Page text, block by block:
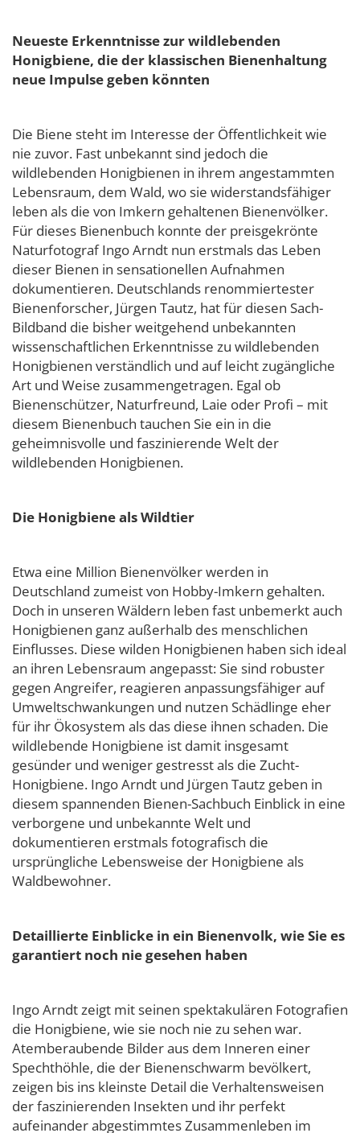
Neueste Erkenntnisse zur wildlebenden
Honigbiene, die der klassischen Bienenhaltung
neue Impulse geben könnten
Die Biene steht im Interesse der Öffentlichkeit wie
nie zuvor. Fast unbekannt sind jedoch die
wildlebenden Honigbienen in ihrem angestammten
Lebensraum, dem Wald, wo sie widerstandsfähiger
leben als die von Imkern gehaltenen Bienenvölker.
Für dieses Bienenbuch konnte der preisgekrönte
Naturfotograf Ingo Arndt nun erstmals das Leben
dieser Bienen in sensationellen Aufnahmen
dokumentieren. Deutschlands renommiertester
Bienenforscher, Jürgen Tautz, hat für diesen Sach-
Bildband die bisher weitgehend unbekannten
wissenschaftlichen Erkenntnisse zu wildlebenden
Honigbienen verständlich und auf leicht zugängliche
Art und Weise zusammengetragen. Egal ob
Bienenschützer, Naturfreund, Laie oder Profi – mit
diesem Bienenbuch tauchen Sie ein in die
geheimnisvolle und faszinierende Welt der
wildlebenden Honigbienen.
Die Honigbiene als Wildtier
Etwa eine Million Bienenvölker werden in
Deutschland zumeist von Hobby-Imkern gehalten.
Doch in unseren Wäldern leben fast unbemerkt auch
Honigbienen ganz außerhalb des menschlichen
Einflusses. Diese wilden Honigbienen haben sich ideal
an ihren Lebensraum angepasst: Sie sind robuster
gegen Angreifer, reagieren anpassungsfähiger auf
Umweltschwankungen und nutzen Schädlinge eher
für ihr Ökosystem als das diese ihnen schaden. Die
wildlebende Honigbiene ist damit insgesamt
gesünder und weniger gestresst als die Zucht-
Honigbiene. Ingo Arndt und Jürgen Tautz geben in
diesem spannenden Bienen-Sachbuch Einblick in eine
verborgene und unbekannte Welt und
dokumentieren erstmals fotografisch die
ursprüngliche Lebensweise der Honigbiene als
Waldbewohner.
Detaillierte Einblicke in ein Bienenvolk, wie Sie es
garantiert noch nie gesehen haben
Ingo Arndt zeigt mit seinen spektakulären Fotografien
die Honigbiene, wie sie noch nie zu sehen war.
Atemberaubende Bilder aus dem Inneren einer
Spechthöhle, die der Bienenschwarm bevölkert,
zeigen bis ins kleinste Detail die Verhaltensweisen
der faszinierenden Insekten und ihr perfekt
aufeinander abgestimmtes Zusammenleben im